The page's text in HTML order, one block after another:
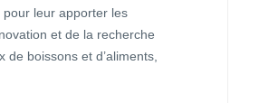
leur apporter les
et de la recherche
boissons et d’aliments,